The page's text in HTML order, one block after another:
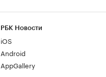
РБК Новости
iOS
Android
AppGallery